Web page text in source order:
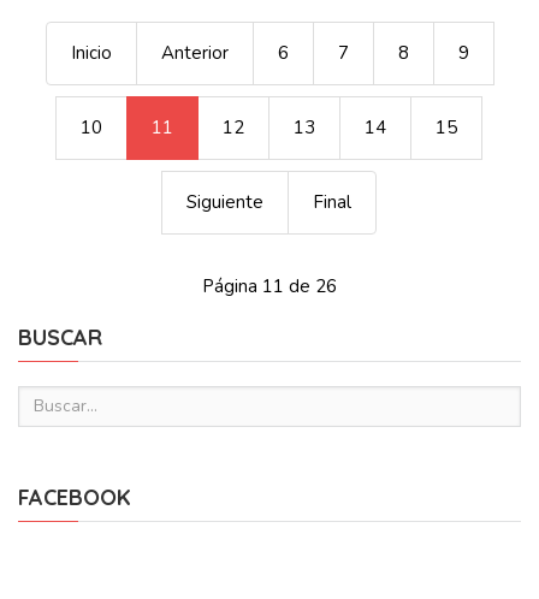
Inicio Anterior 6 7 8 9
10 11 12 13 14 15
Siguiente Final
Página 11 de 26
BUSCAR
FACEBOOK